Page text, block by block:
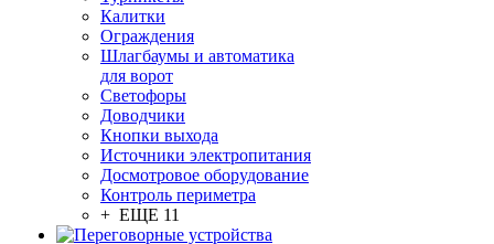
Калитки
Ограждения
Шлагбаумы и автоматика
для ворот
Светофоры
Доводчики
Кнопки выхода
Источники электропитания
Досмотровое оборудование
Контроль периметра
+ ЕЩЕ 11